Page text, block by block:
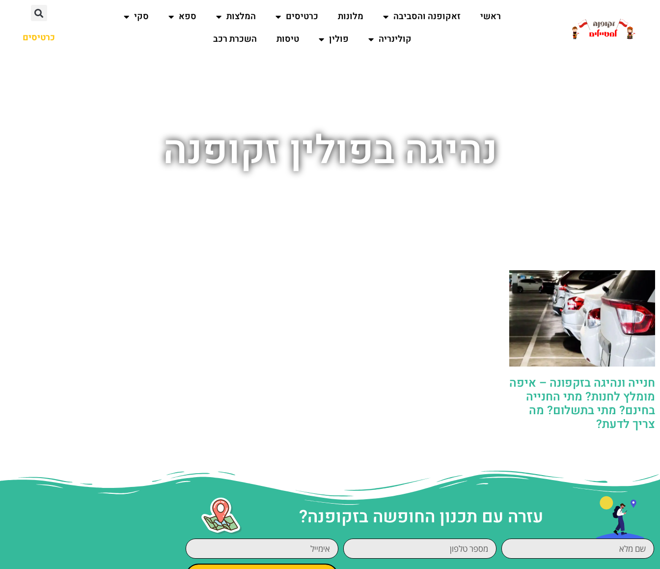
ראשי זאקופנה והסביבה מלונות כרטיסים המלצות ספא
סקי
קולינריה
פולין טיסות השכרת רכב כרטיסים
נהיגה בפולין זקופנה
חנייה ונהיגה בזקפונה – איפה
מומלץ לחנות? מתי החנייה
בחינם? מתי בתשלום? מה
צריך לדעת?
עזרה עם תכנון החופשה בזקופנה?